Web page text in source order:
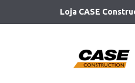
Loja CASE